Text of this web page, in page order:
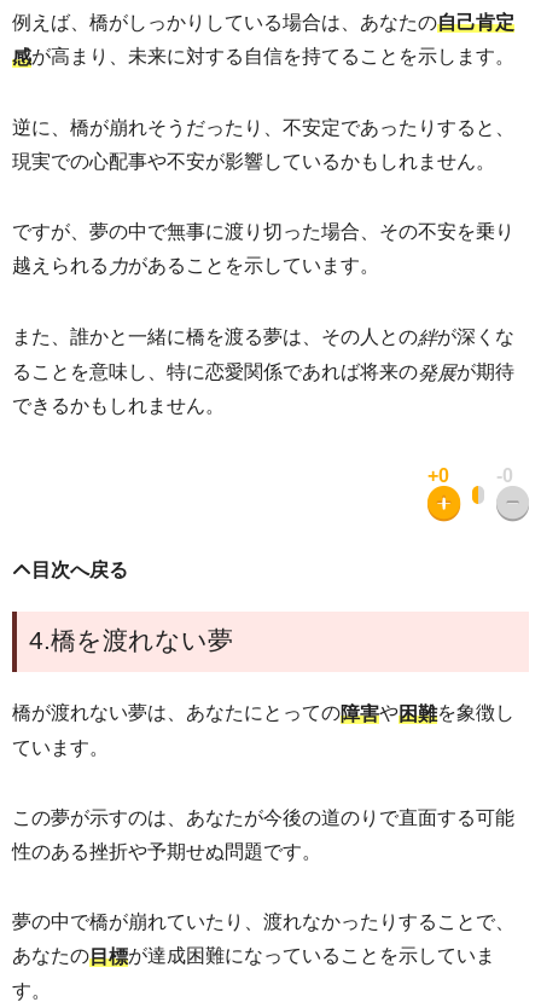
例えば、橋がしっかりしている場合は、あなたの自己肯定
感が高まり、未来に対する自信を持てることを示します。
逆に、橋が崩れそうだったり、不安定であったりすると、
現実での心配事や不安が影響しているかもしれません。
ですが、夢の中で無事に渡り切った場合、その不安を乗り
越えられる 力があることを示しています。
また、誰かと一緒に橋を渡る夢は、その人との絆が深くな
ることを意味し、特に恋愛関係であれば将来の発展が期待
できるかもしれません。
+0 -0
目次へ戻る
4.橋を渡れない夢
橋が渡れない夢は、あなたにとっての障害や困難を象徴し
ています。
この夢が示すのは、あなたが今後の道のりで直面する可能
性のある挫折や予期せぬ問題です。
夢の中で橋が崩れていたり、渡れなかったりすることで、
あなたの目標が達成困難になっていることを示していま
す。